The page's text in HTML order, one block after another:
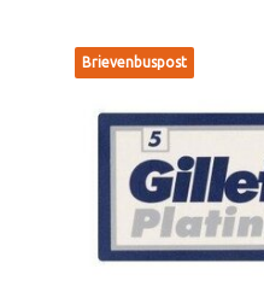
Brievenbuspost